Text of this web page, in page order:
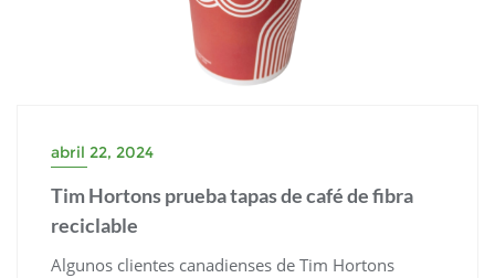
abril 22, 2024
Tim Hortons prueba tapas de café de fibra
reciclable
Algunos clientes canadienses de Tim Hortons